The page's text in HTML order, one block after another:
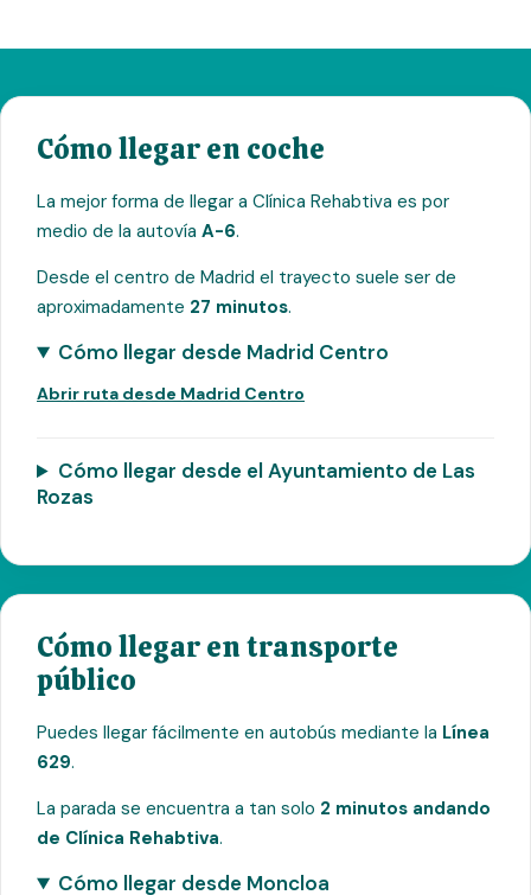
Cómo llegar en coche
La mejor forma de llegar a Clínica Rehabtiva es por
medio de la autovía A-6.
Desde el centro de Madrid el trayecto suele ser de
aproximadamente 27 minutos.
Cómo llegar desde Madrid Centro
Abrir ruta desde Madrid Centro
Cómo llegar desde el Ayuntamiento de Las
Rozas
Cómo llegar en transporte
público
Puedes llegar fácilmente en autobús mediante la Línea
629.
La parada se encuentra a tan solo 2 minutos andando
de Clínica Rehabtiva.
Cómo llegar desde Moncloa